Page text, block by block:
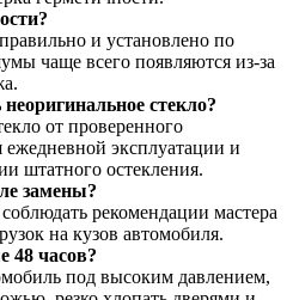
и установлено по
чаще всего появляются из-за
стекло?
от проверенного
ежедневной эксплуатации и
штатного остекления.
замены?
рекомендации мастера
на кузов автомобиля.
48 часов?
под высоким давлением,